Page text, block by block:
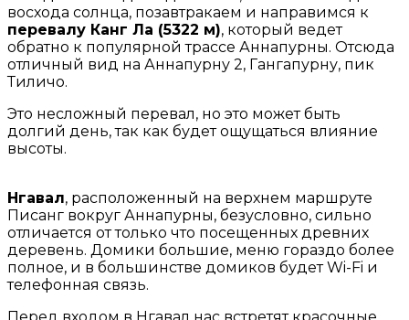
восхода солнца, позавтракаем и направимся к
перевалу Канг Ла (5322 м), который ведет
обратно к популярной трассе Аннапурны. Отсюда
отличный вид на Аннапурну 2, Гангапурну, пик
Тиличо.
Это несложный перевал, но это может быть
долгий день, так как будет ощущаться влияние
высоты.
Нгавал, расположенный на верхнем маршруте
Писанг вокруг Аннапурны, безусловно, сильно
отличается от только что посещенных древних
деревень. Домики большие, меню гораздо более
полное, и в большинстве домиков будет Wi-Fi и
телефонная связь.